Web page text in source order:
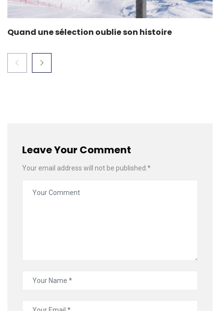
Quand une sélection oublie son histoire
Leave Your Comment
Your email address will not be published.*